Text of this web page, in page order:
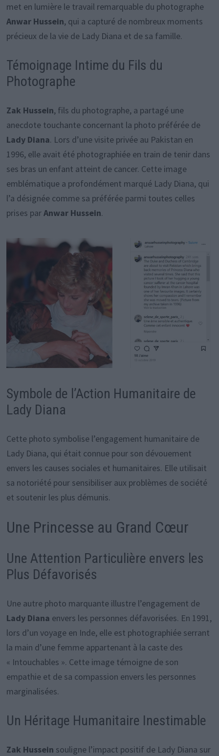
met en lumière le travail remarquable du photographe
Anwar Hussein, qui a capturé de nombreux moments
précieux de la vie de Lady Diana et de sa famille.
Témoignage Intime du Fils du
Photographe
Zak Hussein, fils du photographe, a partagé une
anecdote touchante concernant la photo préférée de
Lady Diana. Lors d’une visite privée au Pakistan en
1996, elle avait été photographiée en train de tenir dans
ses bras un enfant atteint de cancer. Cette image
emblématique a profondément marqué Lady Diana, qui
l’a désignée comme sa préférée parmi toutes celles
prises parAnwar Hussein.
Symbole de l’Action Humanitaire de
Lady Diana
Cette photo symbolise l’engagement humanitaire de
Lady Diana, qui était connue pour son dévouement
envers les causes sociales et humanitaires. Elle utilisait
sa notoriété pour sensibiliser aux problèmes de société
et soutenir les plus démunis.
Une Princesse au Grand Cœur
Une Attention Particulière envers les
Plus Défavorisés
Une autre photo marquante illustre l’engagement de
Lady Diana envers les personnes défavorisées. En 1991,
lors d’un voyage en Inde, elle est photographiée serrant
la main d’une femme appartenant à la caste des
« Intouchables ». Cette image témoigne de son
empathie et de sa compassion envers les personnes
marginalisées.
Un Héritage Humanitaire Inestimable
Zak Hussein souligne l’impact positif de Lady Diana sur